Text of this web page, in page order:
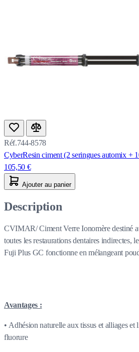
Réf.744-8578
CyberResin ciment (2 seringues automix +
105,50 €
Ajouter au panier
Description
CVIMAR/ Ciment Verre Ionomère destiné
toutes les restaurations dentaires indirectes,
Fuji Plus GC fonctionne en mélangeant
Avantages :
• Adhésion naturelle aux tissus et alliages et
fluorure